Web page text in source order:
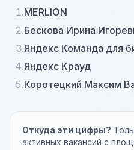
1.MERLION
2.Бескова Ирина
3.Яндекс Команда для
4.Яндекс Крауд
5.Коротецкий Максим
Откуда эти цифры?
активных вакансий с